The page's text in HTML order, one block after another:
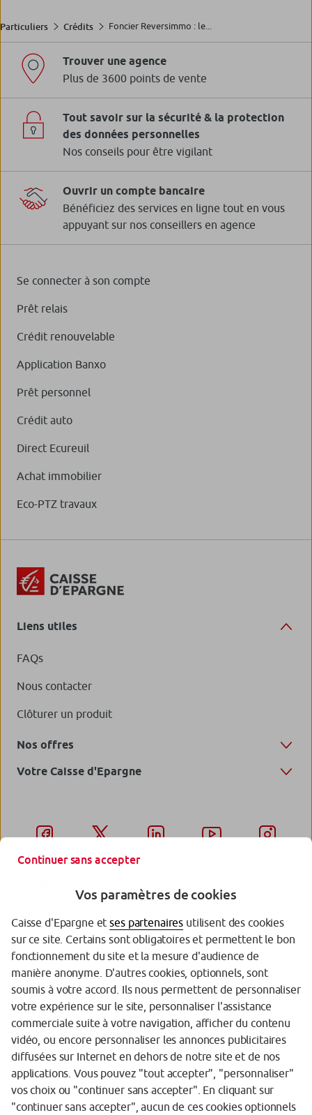
Particuliers Crédits Foncier Reversimmo : le...
Trouver une agence
Plus de 3600 points de vente
Tout savoir sur la sécurité & la protection
des données personnelles
Nos conseils pour être vigilant
Ouvrir un compte bancaire
Bénéficiez des services en ligne tout en vous
appuyant sur nos conseillers en agence
Se connecter à son compte
Prêt relais
Crédit renouvelable
Application Banxo
Prêt personnel
Crédit auto
Direct Ecureuil
Achat immobilier
Eco-PTZ travaux
Liens utiles
FAQs
Nous contacter
Clôturer un produit
Nos offres
Votre Caisse d'Epargne
Garantie des Dépôts
Protection des données personnelles
Politique cookies
Sécurité
Tarifs
Mentions légales
Continuer sans accepter
Vos paramètres de cookies
Caisse d'Epargne etses partenaires utilisent des cookies
sur ce site. Certains sont obligatoires et permettent le bon
fonctionnement du site et la mesure d'audience de
manière anonyme. D'autres cookies, optionnels, sont
soumis à votre accord. Ils nous permettent de personnaliser
votre expérience sur le site, personnaliser l'assistance
commerciale suite à votre navigation, afficher du contenu
vidéo, ou encore personnaliser les annonces publicitaires
diffusées sur Internet en dehors de notre site et de nos
applications. Vous pouvez "tout accepter", "personnaliser"
vos choix ou "continuer sans accepter". En cliquant sur
"continuer sans accepter", aucun de ces cookies optionnels